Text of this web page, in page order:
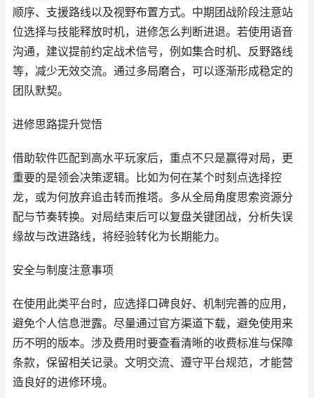
顺序、支援路线以及视野布置方式。中期团战阶段注意站
位选择与技能释放时机，进修怎么判断进退。若使用语音
沟通，建议提前约定战术信号，例如集合时机、反野路线
等，减少无效交流。通过多局磨合，可以逐渐形成稳定的
团队默契。
进修思路提升觉悟
借助软件匹配到高水平玩家后，重点不只是赢得对局，更
重要的是领会决策逻辑。比如为何在某个时刻点选择控
龙，或为何放弃追击转而推塔。多从全局角度思索资源分
配与节奏转换。对局结束后可以复盘关键团战，分析失误
缘故与改进路线，将经验转化为长期能力。
安全与制度注意事项
在使用此类平台时，应选择口碑良好、机制完善的应用，
避免个人信息泄露。尽量通过官方渠道下载，避免使用来
历不明的版本。涉及费用时要查看清晰的收费标准与保障
条款，保留相关记录。文明交流、遵守平台规范，才能营
造良好的进修环境。